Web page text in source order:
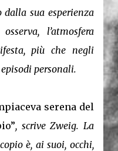
sua esperienza
l’atmosfera
più che negli
personali.
serena del
, scrive Zweig. La
è, ai suoi, occhi,